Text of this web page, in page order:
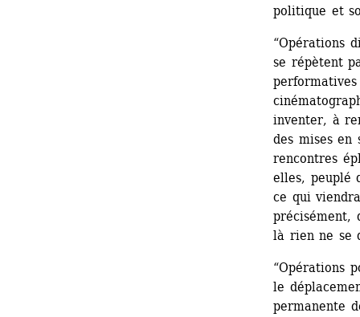
politique et
“Opérations
se répètent
inventer, à
des mises en
rencontres
elles, peuplé
ce qui
précisément,
là rien ne se
“Opérations
le
permanente